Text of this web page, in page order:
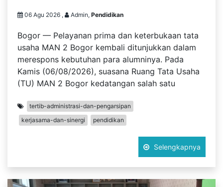
06 Agu 2026 , Admin, Pendidikan
Bogor — Pelayanan prima dan keterbukaan tata
usaha MAN 2 Bogor kembali ditunjukkan dalam
merespons kebutuhan para alumninya. Pada
Kamis (06/08/2026), suasana Ruang Tata Usaha
(TU) MAN 2 Bogor kedatangan salah satu
tertib-administrasi-dan-pengarsipan
kerjasama-dan-sinergi
pendidikan
Selengkapnya